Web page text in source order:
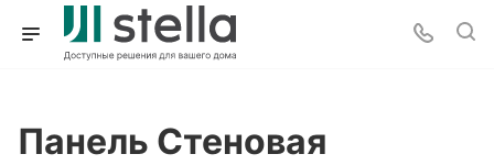
Панель Стеновая